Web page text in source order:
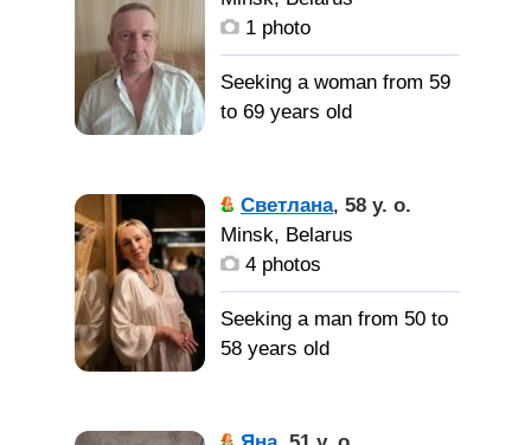
семьи.
Православную
христианку, не по
названию, а по сути.
1 photo
Seeking a woman from 59
to 69 years old
вдовец,
самостоятельный.
Акуратный. характер
хозяйку в дом, минчанку,
Светлана, 58 y. o.
Minsk, Belarus
4 photos
Seeking a man from 50 to
58 years old
весёлая, преданная.